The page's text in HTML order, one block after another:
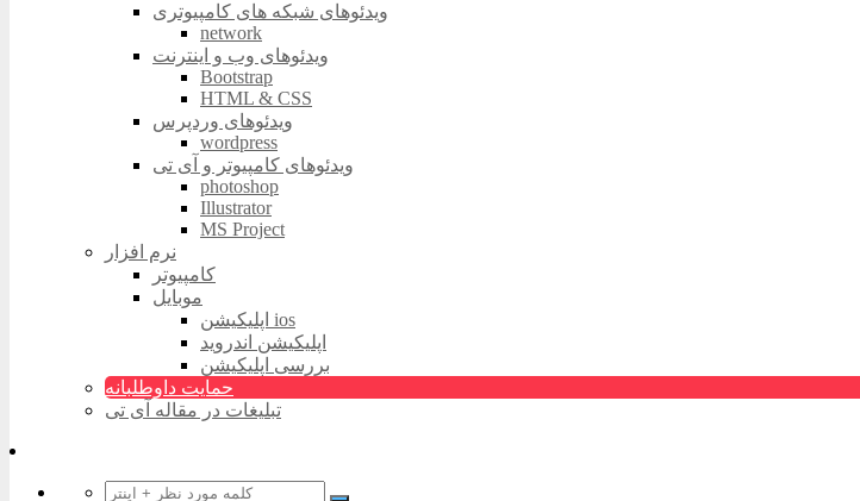
ویدئوهای شبکه های کامپیوتری
network
ویدئوهای وب و اینترنت
Bootstrap
HTML & CSS
ویدئوهای وردپرس
wordpress
ویدئوهای کامپیوتر و آی تی
photoshop
Illustrator
MS Project
نرم افزار
کامپیوتر
موبایل
اپلیکیشن ios
اپلیکیشن اندروید
بررسی اپلیکیشن
حمایت داوطلبانه
تبلیغات در مقاله آی تی